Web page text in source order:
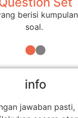
berisi
soal.
info
jawaban pasti,